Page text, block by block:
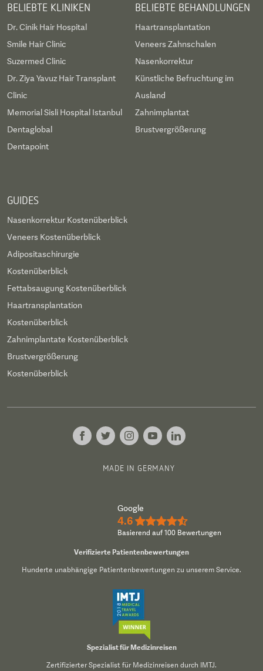
BELIEBTE KLINIKEN
Dr. Cinik Hair Hospital
Smile Hair Clinic
Suzermed Clinic
Dr. Ziya Yavuz Hair Transplant
Clinic
Memorial Sisli Hospital Istanbul
Dentaglobal
Dentapoint
BELIEBTE BEHANDLUNGEN
Haartransplantation
Veneers Zahnschalen
Nasenkorrektur
Künstliche Befruchtung im
Ausland
Zahnimplantat
Brustvergrößerung
GUIDES
Nasenkorrektur Kostenüberblick
Veneers Kostenüberblick
Adipositaschirurgie
Kostenüberblick
Fettabsaugung Kostenüberblick
Haartransplantation
Kostenüberblick
Zahnimplantate Kostenüberblick
Brustvergrößerung
Kostenüberblick
MADE IN GERMANY
Google
4.6 ★★★★½
Basierend auf 100 Bewertungen
Verifizierte Patientenbewertungen
Hunderte unabhängige Patientenbewertungen zu unserem Service.
Spezialist für Medizinreisen
Zertifizierter Spezialist für Medizinreisen durch IMTJ.